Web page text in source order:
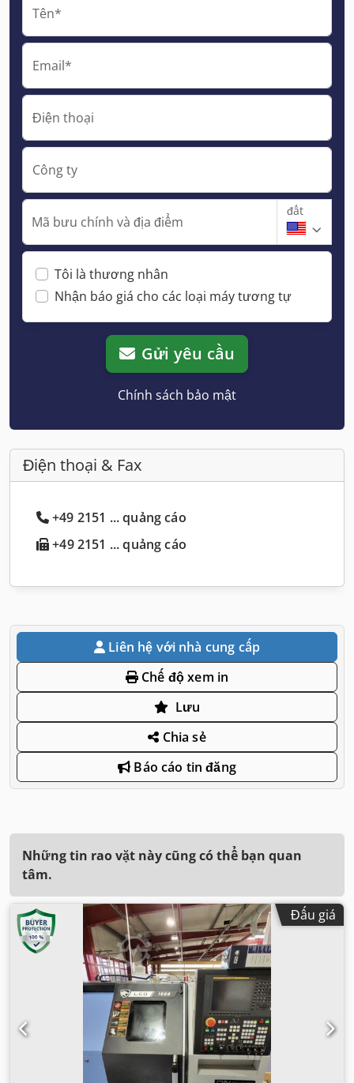
Tên*
Email*
Điện thoại
Công ty
Mã bưu chính và địa điểm
đất
Tôi là thương nhân
Nhận báo giá cho các loại máy tương tự
Gửi yêu cầu
Chính sách bảo mật
Điện thoại & Fax
+49 2151 ... quảng cáo
+49 2151 ... quảng cáo
Liên hệ với nhà cung cấp
Chế độ xem in
Lưu
Chia sẻ
Báo cáo tin đăng
Những tin rao vặt này cũng có thể bạn quan
tâm.
Đấu giá